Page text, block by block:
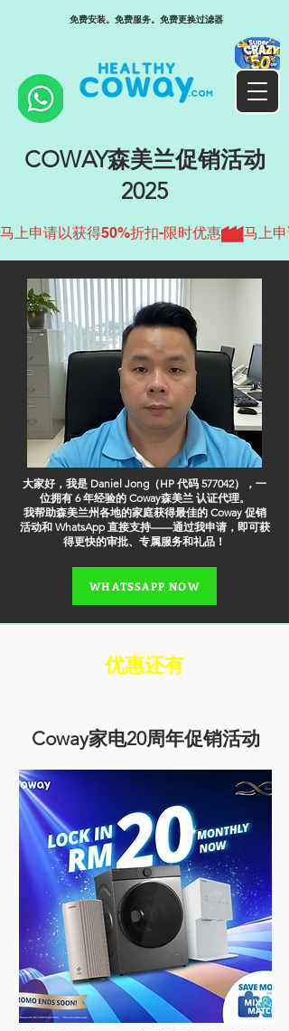
免费安装。免费服务。免费更换过滤器
COWAY森美兰促销活动
2025
马上申请以获得50%折扣-限时优惠
大家好，我是 Daniel Jong（HP 代码 577042），一
位拥有 6 年经验的 Coway森美兰 认证代理。
我帮助森美兰州各地的家庭获得最佳的 Coway 促销
活动和 WhatsApp 直接支持——通过我申请，即可获
得更快的审批、专属服务和礼品！
WHATSSAPP NOW
​优惠还有
Coway家电20周年促销活动